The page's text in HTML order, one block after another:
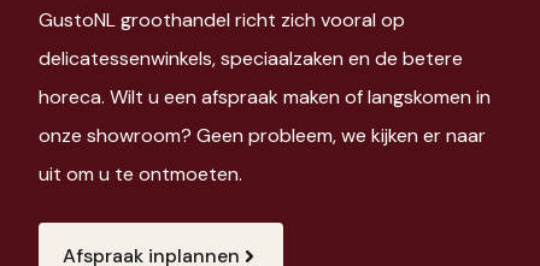
GustoNL groothandel richt zich vooral op
delicatessenwinkels, speciaalzaken en de betere
horeca. Wilt u een afspraak maken of langskomen in
onze showroom? Geen probleem, we kijken er naar
uit om u te ontmoeten.
Afspraak inplannen